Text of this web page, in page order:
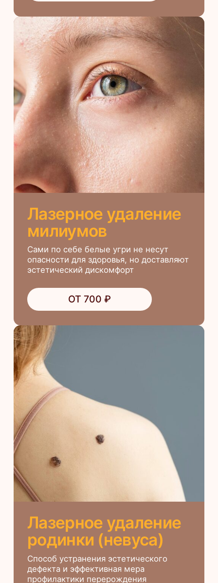
Удаление папиллом
на веке
Процедура удаления назначается
врачом-дерматовенерологом
ОТ 3 400 ₽